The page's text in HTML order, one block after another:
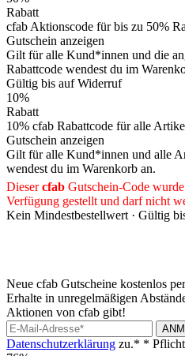
Rabatt
cfab Aktionscode für bis zu 50%
Gutschein anzeigen
Gilt für alle Kund*innen und die
Rabattcode wendest du im
Gültig bis auf Widerruf
10%
Rabatt
10% cfab Rabattcode für alle
Gutschein anzeigen
Gilt für alle Kund*innen und alle
wendest du im Warenkorb an.
Diesercfab Gutschein-Code wurde
Verfügung gestellt und darf nicht
Kein Mindestbestellwert · Gültig
Neue cfab Gutscheine kostenlos
Erhalte in unregelmäßigen
Aktionen von cfab gibt!
Datenschutzerklärung zu.* *